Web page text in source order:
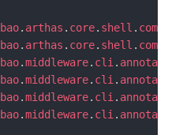
. arthas . core. shell . command
. arthas . core. shell . command
.middleware. cli .
.middleware. cli .
.middleware. cli .
.middleware. cli .